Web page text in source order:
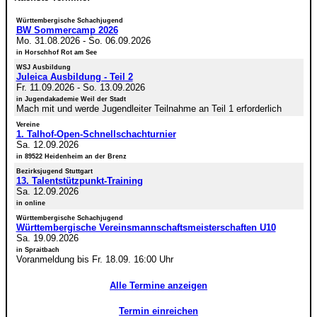
Württembergische Schachjugend
BW Sommercamp 2026
Mo. 31.08.2026- So. 06.09.2026
in Horschhof Rot am See
WSJ Ausbildung
Juleica Ausbildung - Teil 2
Fr. 11.09.2026- So. 13.09.2026
in Jugendakademie Weil der Stadt
Mach mit und werde Jugendleiter Teilnahme an Teil 1 erforderlich
Vereine
1. Talhof-Open-Schnellschachturnier
Sa. 12.09.2026
in 89522 Heidenheim an der Brenz
Bezirksjugend Stuttgart
13. Talentstützpunkt-Training
Sa. 12.09.2026
in online
Württembergische Schachjugend
Württembergische Vereinsmannschaftsmeisterschaften U10
Sa. 19.09.2026
in Spraitbach
Voranmeldung bis Fr. 18.09. 16:00 Uhr
Alle Termine anzeigen
Termin einreichen